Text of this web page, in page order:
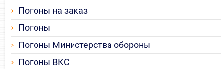
Погоны на заказ
Погоны
Погоны Министерства обороны
Погоны ВКС